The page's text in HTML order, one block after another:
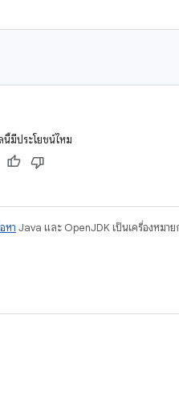
นี้มีประโยชน์ไหม
หา Java และ OpenJDK เป็นเครื่องหมา